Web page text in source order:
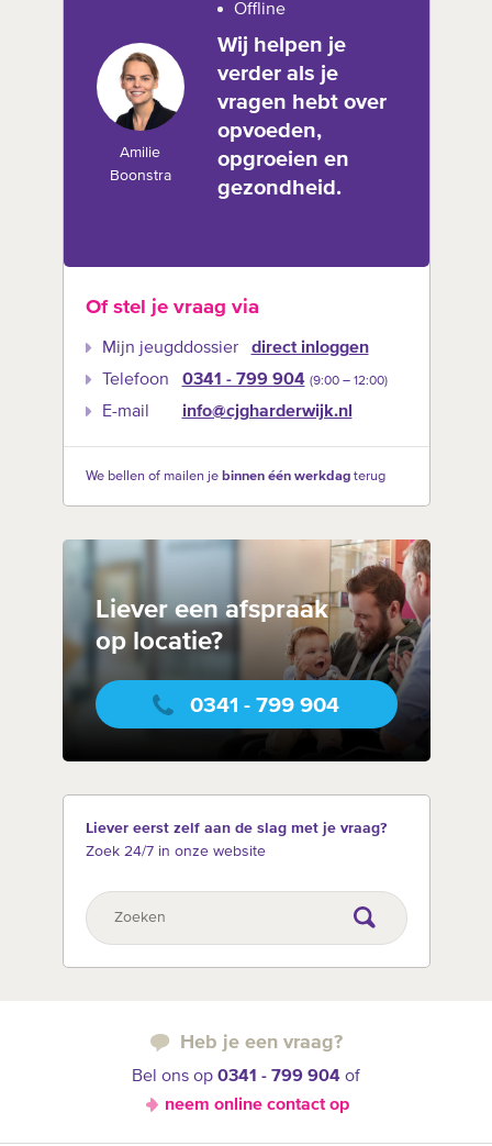
Amilie
Boonstra
Offline
Wij helpen je
verder als je
vragen hebt over
opvoeden,
opgroeien en
gezondheid.
Of stel je vraag via
Mijn jeugddossier
direct inloggen
Telefoon
0341 - 799 904 (9:00 –‍ 12:00)
E-mail info@cjgharderwijk.nl
We bellen of mailen je binnen één werkdagterug
Liever een afspraak
op locatie?
0341 - 799 904
Liever eerst zelf aan de slag met je vraag?
Zoek 24/7 in onze website
Heb je een vraag?
Bel ons op 0341 - 799 904 of
neem online contact op